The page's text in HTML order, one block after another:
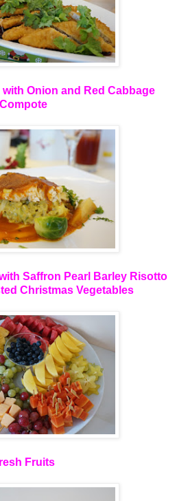
Onion and Red Cabbage
Compote
Saffron Pearl Barley Risotto
Christmas Vegetables
Fruits